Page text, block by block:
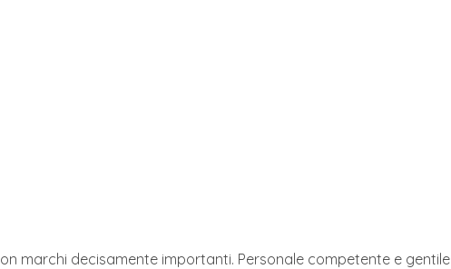
marchi decisamente importanti. Personale competente e gentile